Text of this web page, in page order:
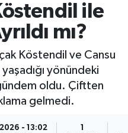
ile
mı?
Köstendil ve Cansu
yönündeki
oldu. Çiftten
gelmedi.
- 13:02